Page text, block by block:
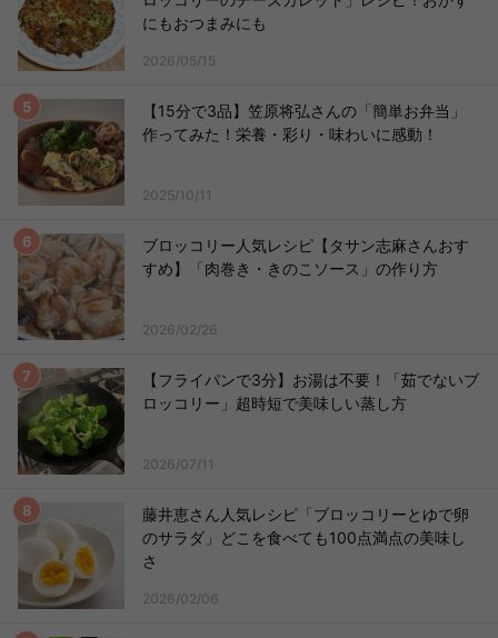
にもおつまみにも
2026/05/15
【15分で3品】笠原将弘さんの「簡単お弁当」
作ってみた！栄養・彩り・味わいに感動！
2025/10/11
ブロッコリー人気レシピ【タサン志麻さんおす
すめ】「肉巻き・きのこソース」の作り方
2026/02/26
【フライパンで3分】お湯は不要！「茹でないブ
ロッコリー」超時短で美味しい蒸し方
2026/07/11
藤井恵さん人気レシピ「ブロッコリーとゆで卵
のサラダ」どこを食べても100点満点の美味し
さ
2026/02/06